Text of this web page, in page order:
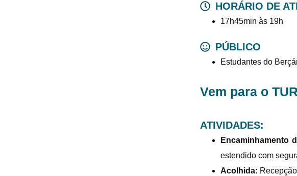
HORÁRIO DE
17h45min às 19h
PÚBLICO
Estudantes do
Vem para o
ATIVIDADES:
Encaminhamento
estendido com
Acolhida: